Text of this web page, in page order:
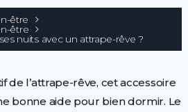
être
être
nuits avec un attrape-rêve ?
de l’attrape-rêve, cet accessoire
bonne aide pour bien dormir. Le